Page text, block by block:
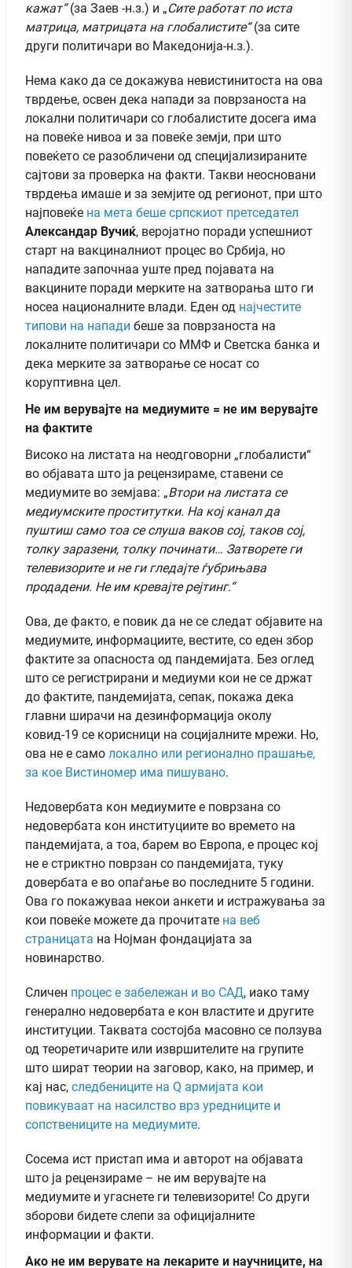
кажат“(за Заев -н.з.) и „Сите работат по иста
матрица, матрицата на глобалистите“(за сите
други политичари во Македонија-н.з.).
Нема како да се докажува невистинитоста на ова
тврдење, освен дека напади за поврзаноста на
локални политичари со глобалистите досега има
на повеќе нивоа и за повеќе земји, при што
повеќето се разобличени од специјализираните
сајтови за проверка на факти. Такви неосновани
тврдења имаше и за земјите од регионот, при што
најповеќе на мета беше српскиот претседател
Александар Вучиќ, веројатно поради успешниот
старт на вакциналниот процес во Србија, но
нападите започнаа уште пред појавата на
вакцините поради мерките на затворања што ги
носеа националните влади. Еден од најчестите
типови на напади беше за поврзаноста на
локалните политичари со ММФ и Светска банка и
дека мерките за затворање се носат со
коруптивна цел.
Не им верувајте на медиумите = не им верувајте
на фактите
Високо на листата на неодговорни „глобалисти“
во објавата што ја рецензираме, ставени се
медиумите во земјава: „Втори на листата се
медиумските проститутки. На кој канал да
пуштиш само тоа се слуша ваков сој, таков сој,
толку заразени, толку починати… Затворете ги
телевизорите и не ги гледајте ѓубрињава
продадени. Не им кревајте рејтинг.“
Ова, де факто, е повик да не се следат објавите на
медиумите, информациите, вестите, со еден збор
фактите за опасноста од пандемијата. Без оглед
што се регистрирани и медиуми кои не се држат
до фактите, пандемијата, сепак, покажа дека
главни ширачи на дезинформација околу
ковид-19 се корисници на социјалните мрежи. Но,
ова не е само локално или регионално прашање,
за кое Вистиномер има пишувано.
Недовербата кон медиумите е поврзана со
недовербата кон институциите во времето на
пандемијата, а тоа, барем во Европа, е процес кој
не е стриктно поврзан со пандемијата, туку
довербата е во опаѓање во последните 5 години.
Ова го покажуваа некои анкети и истражувања за
кои повеќе можете да прочитате на веб
страницата на Нојман фондацијата за
новинарство.
Сличен процес е забележан и во САД, иако таму
генерално недовербата е кон властите и другите
институции. Таквата состојба масовно се ползува
од теоретичарите или извршителите на групите
што шират теории на заговор, како, на пример, и
кај нас, следбениците на Q армијата кои
повикуваат на насилство врз уредниците и
сопствениците на медиумите.
Сосема ист пристап има и авторот на објавата
што ја рецензираме – не им верувајте на
медиумите и угаснете ги телевизорите! Со други
зборови бидете слепи за официјалните
информации и факти.
Ако не им верувате на лекарите и научниците, на